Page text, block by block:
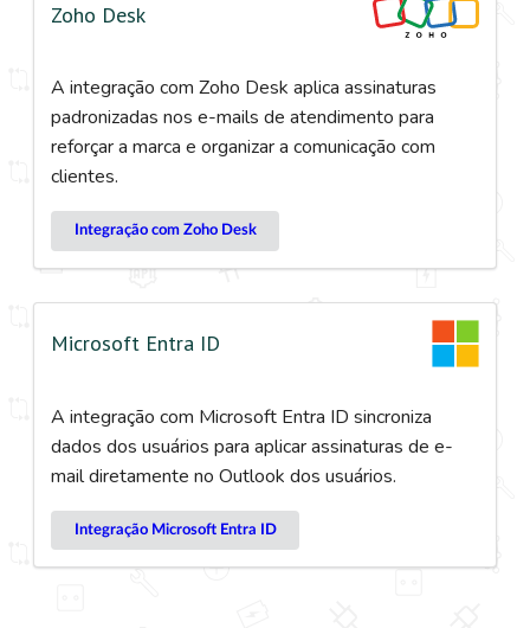
Zoho Desk
A integração com Zoho Desk aplica assinaturas
padronizadas nos e-mails de atendimento para
reforçar a marca e organizar a comunicação com
clientes.
Integração com Zoho Desk
Microsoft Entra ID
A integração com Microsoft Entra ID sincroniza
dados dos usuários para aplicar assinaturas de e-
mail diretamente no Outlook dos usuários.
Integração Microsoft Entra ID